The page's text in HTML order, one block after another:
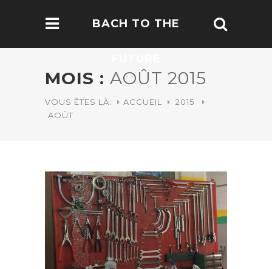
BACH TO THE
MOIS : AOÛT 2015
VOUS ÊTES LÀ: ACCUEIL
2015
AOÛT